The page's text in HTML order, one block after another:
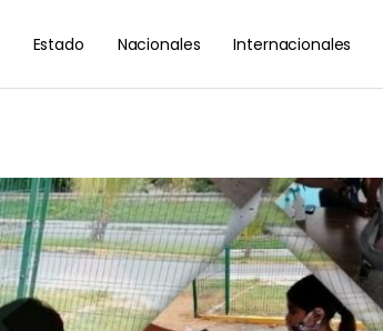
Estado Nacionales Internacionales